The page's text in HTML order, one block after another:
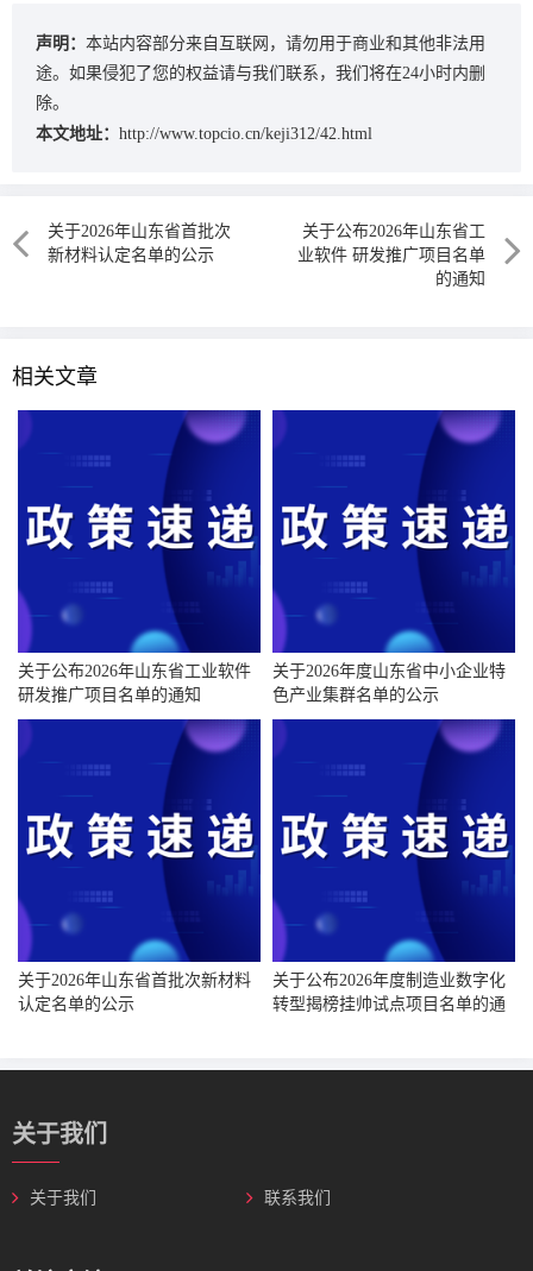
声明： 本站内容部分来自互联网，请勿用于商业和其他非法用
途。如果侵犯了您的权益请与我们联系，我们将在24小时内删
除。
本文地址： http://www.topcio.cn/keji312/42.html
关于2026年山东省首批次
新材料认定名单的公示
关于公布2026年山东省工
业软件 研发推广项目名单
的通知
相关文章
关于公布2026年山东省工业软件
研发推广项目名单的通知
关于2026年度山东省中小企业特
色产业集群名单的公示
关于2026年山东省首批次新材料
认定名单的公示
关于公布2026年度制造业数字化
转型揭榜挂帅试点项目名单的通
关于我们
关于我们 联系我们